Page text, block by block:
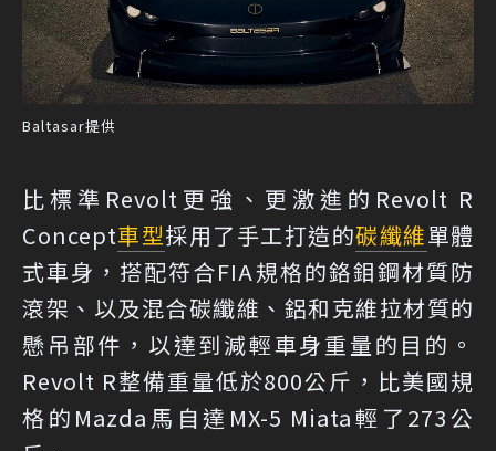
Baltasar提供
比標準Revolt更強、更激進的Revolt R
Concept車型採用了手工打造的碳纖維單體
式車身，搭配符合FIA規格的鉻鉬鋼材質防
滾架、以及混合碳纖維、鋁和克維拉材質的
懸吊部件，以達到減輕車身重量的目的。
Revolt R整備重量低於800公斤，比美國規
格的Mazda馬自達MX-5 Miata輕了273公